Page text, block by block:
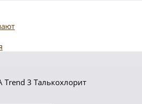
Trend 3 Талькохлорит